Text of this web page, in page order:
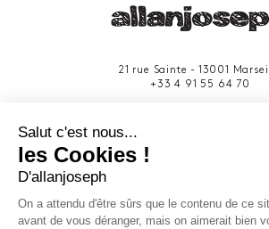
21 rue Sainte - 13001
+33 4 91 55 64 70
Provence-Alpes-Côte
Salut c'est nous...
les Cookies !
D'allanjoseph
On a attendu d'être sûrs que le contenu de ce
avant de vous déranger, mais on aimerait bien